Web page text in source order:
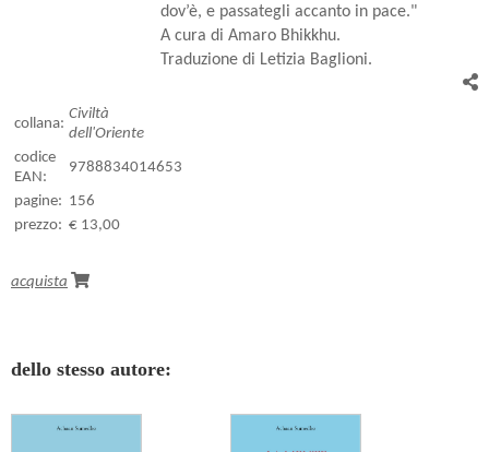
dov’è, e passategli accanto in pace."
A cura di Amaro Bhikkhu.
Traduzione di Letizia Baglioni.
collana:
Civiltà
dell'Oriente
codice
EAN:
9788834014653
pagine: 156
prezzo: € 13,00
acquista
dello stesso autore: